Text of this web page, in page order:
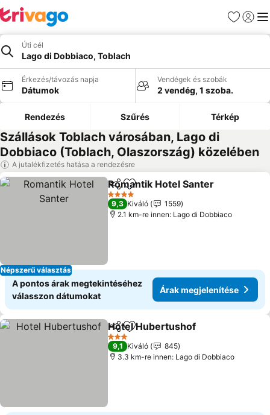
Kedvencek
Úti cél
Lago di Dobbiaco, Toblach
Érkezés/távozás napja
Dátumok
Vendégek és szobák
2 vendég, 1 szoba.
Rendezés Szűrés Térkép
Szállások Toblach városában, Lago di
Dobbiaco (Toblach, Olaszország) közelében
A jutalékfizetés hatása a rendezésre
Népszerű választás
Megosztás
Hozzáadás a kedvencekhez
Romantik Hotel Santer
4 Kategória
9,3 Kiváló
1559
2.1 km-re innen: Lago di Dobbiaco
A pontos árak megtekintéséhez
válasszon dátumokat
Árak megjelenítése
Megosztás
Hozzáadás a kedvencekhez
Hotel Hubertushof
3 Kategória
9,1 Kiváló
845
3.3 km-re innen: Lago di Dobbiaco